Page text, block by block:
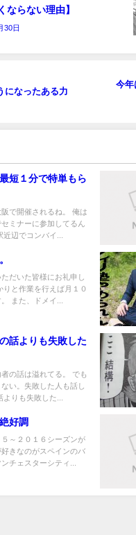
ならない理由】
30日
になったある力
今年
短１分で特単もら
で開催されるね。 俺は
ミナーに参加してるん
辺でコンバイ...
だいた皆様にお礼申し
りと作業を行えば月１０
また、ドメイ...
話よりも失敗した
の話は溢れてる。 でも
い。失敗した人も話し
りも失敗した...
好調
～２０１６シーズンが
きなのがスペインのバ
チェスターシティ...